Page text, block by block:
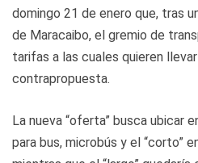
domingo 21 de enero que, tras
de Maracaibo, el gremio de
tarifas a las cuales quieren
contrapropuesta.
La nueva “oferta” busca ubicar
para bus, microbús y el “corto”